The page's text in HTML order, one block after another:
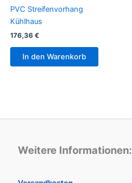
PVC Streifenvorhang
Kühlhaus
176,36 €
In den Warenkorb
Weitere Informationen: